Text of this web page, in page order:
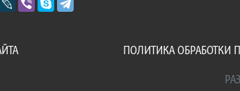
ПОЛИТИКА ОБРАБОТКИ